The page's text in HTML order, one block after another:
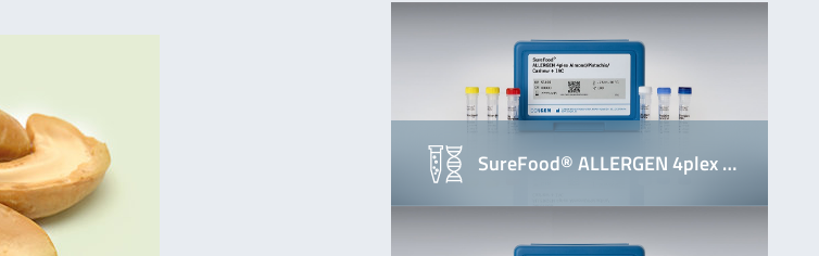
SureFood® ALLERGEN 4plex …